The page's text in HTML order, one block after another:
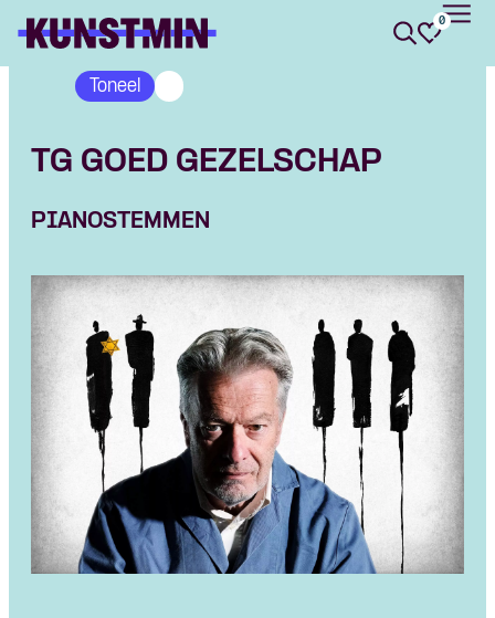
Skip navigatie
0
Toneel
TG GOED GEZELSCHAP
PIANOSTEMMEN